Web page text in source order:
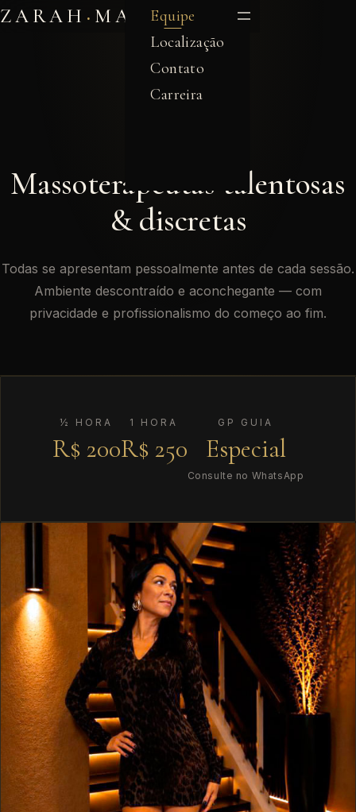
ZARAH · MASSAGEM
Equipe
Localização
Contato
Carreira
Massoterapeutas talentosas
& discretas
Todas se apresentam pessoalmente antes de cada sessão.
Ambiente descontraído e aconchegante — com
privacidade e profissionalismo do começo ao fim.
½ HORA
R$ 200
1 HORA
R$ 250
GP GUIA
Especial
Consulte no WhatsApp